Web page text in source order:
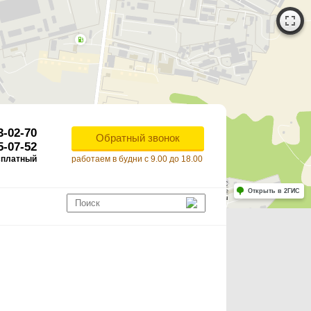
Работает на API 2ГИС
Лицензионное соглашение
корректной работы Raster JS API нужен ключ. Помощь: api@2gis.ru
Открыть в 2ГИС
02-70
07-52
Обратный звонок
работаем в будни с 9.00 до 18.00